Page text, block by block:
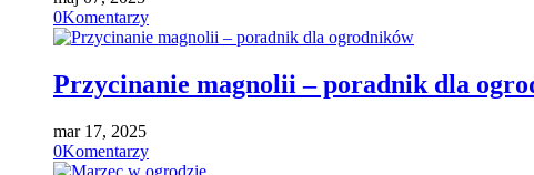
0Komentarzy
Przycinanie magnolii – poradnik dla
mar 17, 2025
0Komentarzy